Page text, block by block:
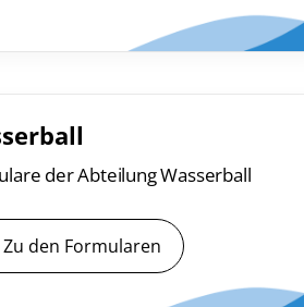
der Abteilung Wasserball
Zu den Formularen
+49 561 94083-15